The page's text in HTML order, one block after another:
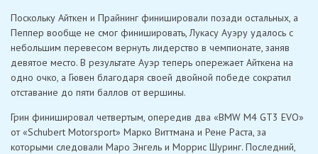
Поскольку Айткен и Прайнинг финишировали позади остальных, а
Пеппер вообще не смог финишировать, Лукасу Ауэру удалось с
небольшим перевесом вернуть лидерство в чемпионате, заняв
девятое место. В результате Ауэр теперь опережает Айткена на
одно очко, а Гювен благодаря своей двойной победе сократил
отставание до пяти баллов от вершины.
Грин финишировал четвертым, опередив два «BMW M4 GT3 EVO»
от «Schubert Motorsport» Марко Виттмана и Рене Раста, за
которыми следовали Маро Энгель и Моррис Шуринг. Последний,